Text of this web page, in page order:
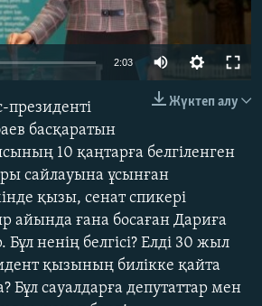
360p
720p
2:03
480p
1080p
Жүктеп алу
президенті
басқаратын
10 қаңтарға белгіленген
сайлауына ұсынған
қызы, сенат спикері
айында ғана босаған Дариға
Бұл ненің белгісі? Елді 30 жыл
қызының билікке қайта
Бұл сауалдарға депутаттар мен